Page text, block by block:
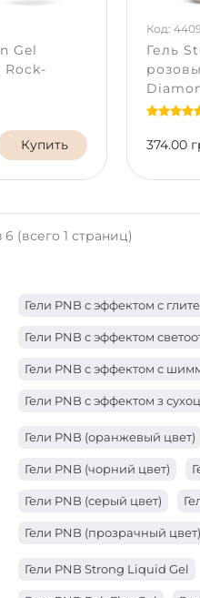
Gel
Купить
Код:
Гель
374.00
(всего 1 страниц)
Гели PNB с эффектом с
Гели PNB с эффектом
Гели PNB с эффектом с
Гели PNB с эффектом з
Гели PNB (оранжевый цвет)
Гели PNB (чорний цвет)
Гели PNB (серый цвет)
Гели PNB (прозрачный цвет)
Гели PNB (красный цвет)
Гели PNB Strong Liquid Gel